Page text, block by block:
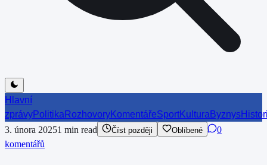
Hlavní
zprávyPolitika RozhovoryKomentářeSportKultura Byznys
3. února 20251 min read Číst později Oblíbené
0
komentářů